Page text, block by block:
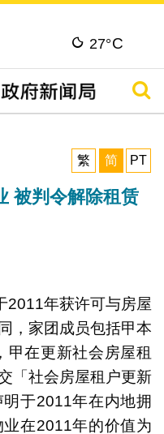
27°C
搜寻
繁
简 PT
被判令解除租赁
2011年获许可与房屋
，家团成员包括甲本
甲在更新社会房屋租
「社会房屋租户更新
于2011年在内地拥
在2011年的价值为